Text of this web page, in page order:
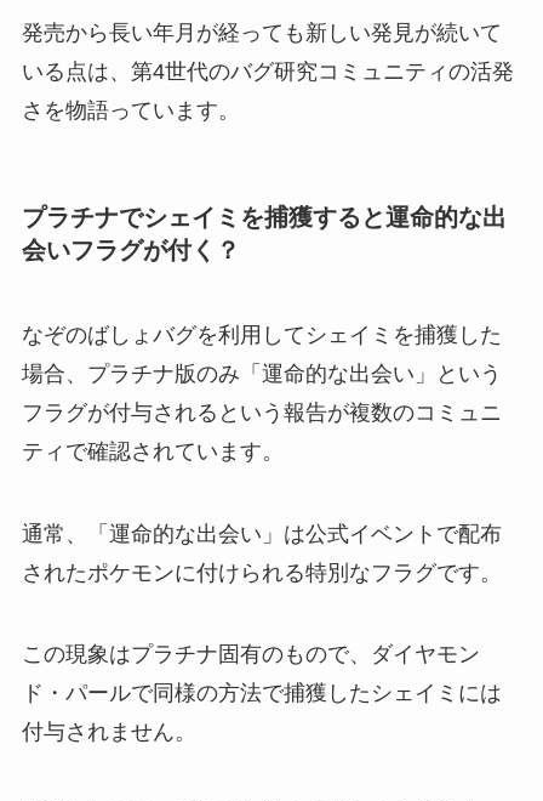
発売から長い年月が経っても新しい発見が続いて
いる点は、第4世代のバグ研究コミュニティの活発
さを物語っています。
プラチナでシェイミを捕獲すると運命的な出
会いフラグが付く？
なぞのばしょバグを利用してシェイミを捕獲した
場合、プラチナ版のみ「運命的な出会い」という
フラグが付与されるという報告が複数のコミュニ
ティで確認されています。
通常、「運命的な出会い」は公式イベントで配布
されたポケモンに付けられる特別なフラグです。
この現象はプラチナ固有のもので、ダイヤモン
ド・パールで同様の方法で捕獲したシェイミには
付与されません。